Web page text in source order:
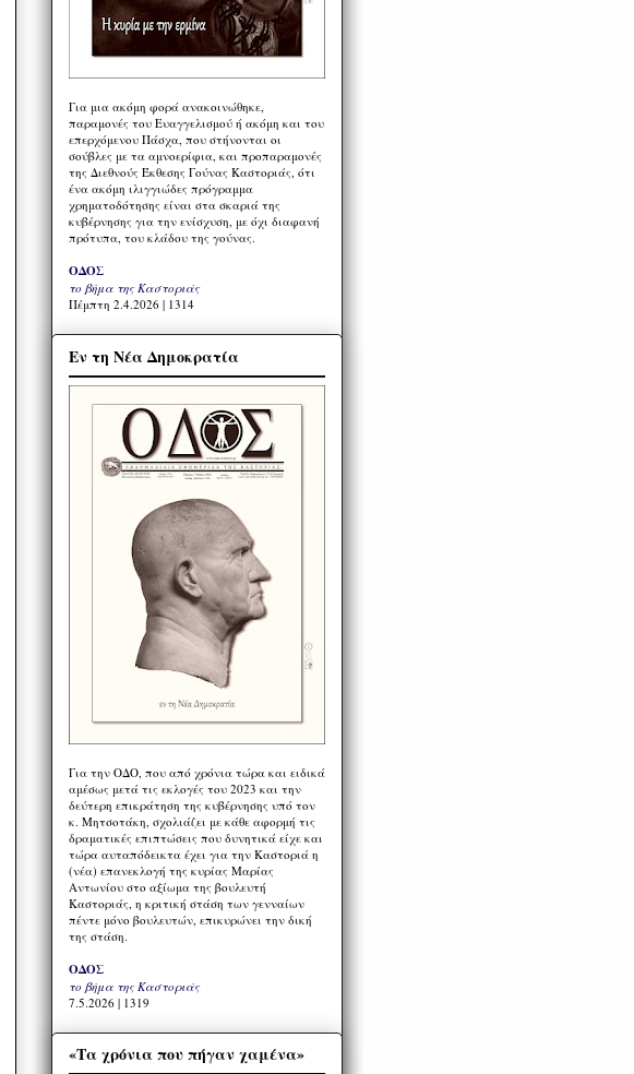
Για μια ακόμη φορά ανακοινώθηκε,
παραμονές του Ευαγγελισμού ή ακόμη και του
επερχόμενου Πάσχα, που στήνονται οι
σούβλες με τα αμνοερίφια, και προπαραμονές
της Διεθνούς Έκθεσης Γούνας Καστοριάς, ότι
ένα ακόμη ιλιγγιώδες πρόγραμμα
χρηματοδότησης είναι στα σκαριά της
κυβέρνησης για την ενίσχυση, με όχι διαφανή
πρότυπα, του κλάδου της γούνας.
ΟΔΟΣ
το βήμα της Καστοριάς
Πέμπτη 2.4.2026 | 1314
Εν τη Νέα Δημοκρατία
Για την ΟΔΟ, που από χρόνια τώρα και ειδικά
αμέσως μετά τις εκλογές του 2023 και την
δεύτερη επικράτηση της κυβέρνησης υπό τον
κ. Μητσοτάκη, σχολιάζει με κάθε αφορμή τις
δραματικές επιπτώσεις που δυνητικά είχε και
τώρα αυταπόδεικτα έχει για την Καστοριά η
(νέα) επανεκλογή της κυρίας Μαρίας
Αντωνίου στο αξίωμα της βουλευτή
Καστοριάς, η κριτική στάση των γενναίων
πέντε μόνο βουλευτών, επικυρώνει την δική
της στάση.
ΟΔΟΣ
το βήμα της Καστοριάς
7.5.2026 | 1319
«Τα χρόνια που πήγαν χαμένα»